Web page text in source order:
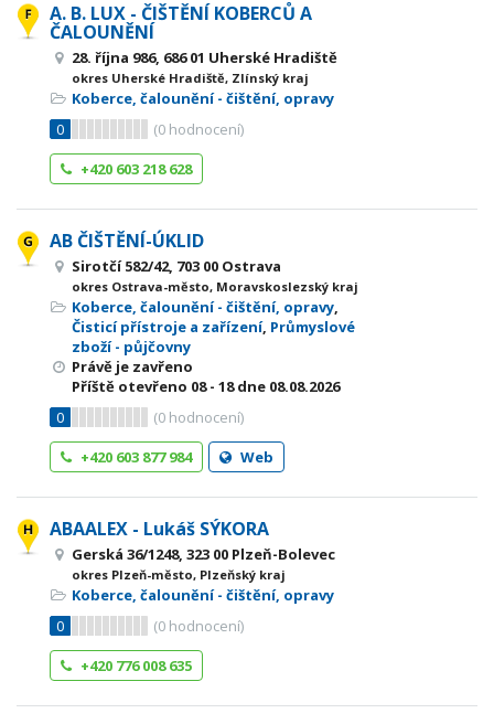
A. B. LUX - ČIŠTĚNÍ KOBERCŮ A
ČALOUNĚNÍ
28. října 986, 686 01 Uherské Hradiště
okres Uherské Hradiště, Zlínský kraj
Koberce, čalounění - čištění, opravy
0
(0 hodnocení)
+420 603 218 628
AB ČIŠTĚNÍ-ÚKLID
Sirotčí 582/42, 703 00 Ostrava
okres Ostrava-město, Moravskoslezský kraj
Koberce, čalounění - čištění, opravy,
Čisticí přístroje a zařízení, Průmyslové
zboží - půjčovny
Právě je zavřeno
Příště otevřeno 08 - 18dne 08.08.2026
0
(0 hodnocení)
+420 603 877 984
Web
ABAALEX - Lukáš SÝKORA
Gerská 36/1248, 323 00 Plzeň-Bolevec
okres Plzeň-město, Plzeňský kraj
Koberce, čalounění - čištění, opravy
0
(0 hodnocení)
+420 776 008 635